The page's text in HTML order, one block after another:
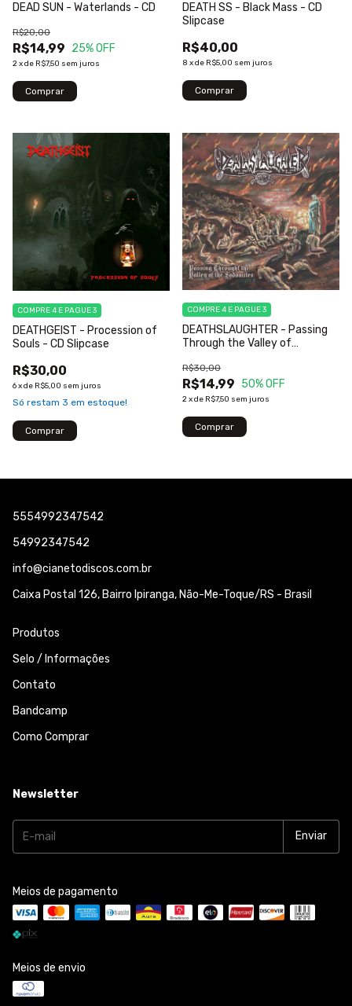
DEAD SUN - Waterlands - CD
R$14,99
R$20,00
25% OFF
2xde R$7,50 sem juros
DEATH SS - Black Mass - CD
Slipcase
R$40,00
8 xde R$5,00 sem juros
DEATHGEIST - Procession of
Souls - CD Slipcase
R$30,00
6xde R$5,00 sem juros
COMPRE 4 E PAGUE 3
Só restam 3 em estoque!
DEATHSLAUGHTER - Passing
Through the Valley of
Envernizado + Adesivo
R$14,99
R$30,00
50% OFF
2xde R$7,50 sem juros
COMPRE 4 E PAGUE 3
5554992347542
54992347542
info@cianetodiscos.com.br
Caixa Postal 126, Bairro Ipiranga, Não-Me-Toque/RS - Brasil
Produtos
Selo / Informações
Contato
Bandcamp
Como Comprar
Newsletter
Meios de pagamento
Meios de envio